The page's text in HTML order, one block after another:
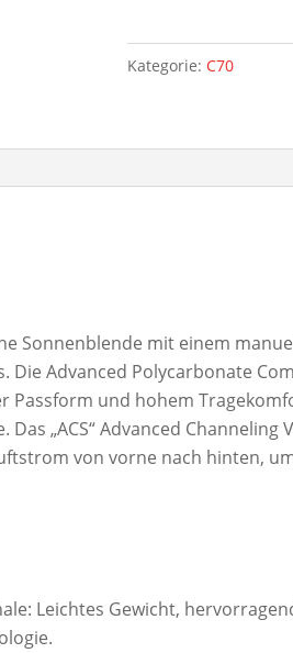
Kategorie:C70
Sonnenblende mit einem
Die Advanced Polycarbonate
Passform und hohem
„ACS“ Advanced Channeling
von vorne nach hinten,
Leichtes Gewicht,